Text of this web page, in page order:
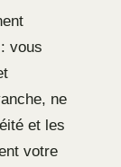
vous
ne
et les
votre